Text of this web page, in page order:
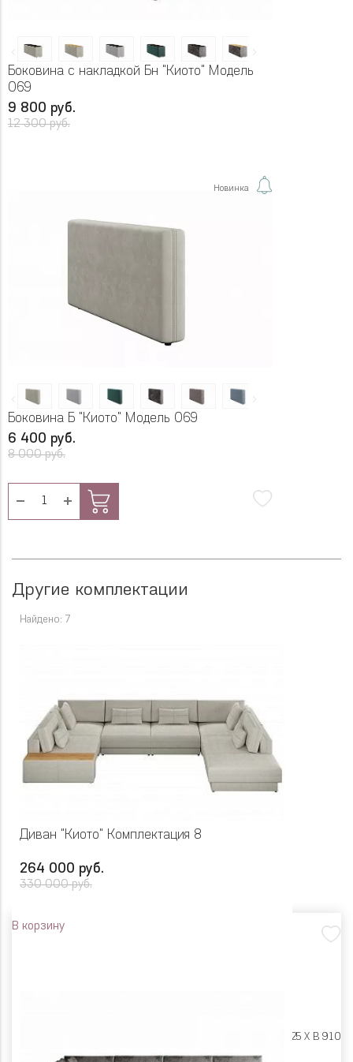
Боковина с накладкой Бн "Киото" Модель
069
9 800 руб.
12 300 руб.
Новинка
Боковина Б "Киото" Модель 069
6 400 руб.
8 000 руб.
Другие комплектации
Найдено: 7
Диван "Киото" Комплектация 8
264 000 руб.
330 000 руб.
В корзину
Ш 4340 X Г 2825 X В 910